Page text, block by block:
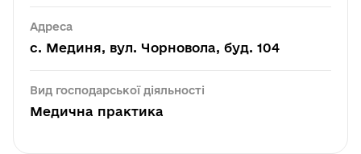
Адреса
с. Мединя, вул. Чорновола, буд. 104
Вид господарської діяльності
Медична практика